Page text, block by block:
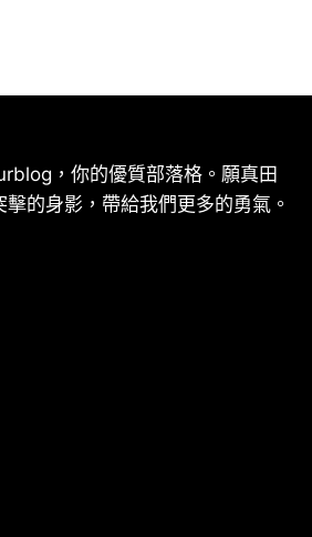
，你的優質部落格。願真田
的身影，帶給我們更多的勇氣。